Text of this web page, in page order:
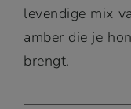
levendige mix
amber die je
brengt.